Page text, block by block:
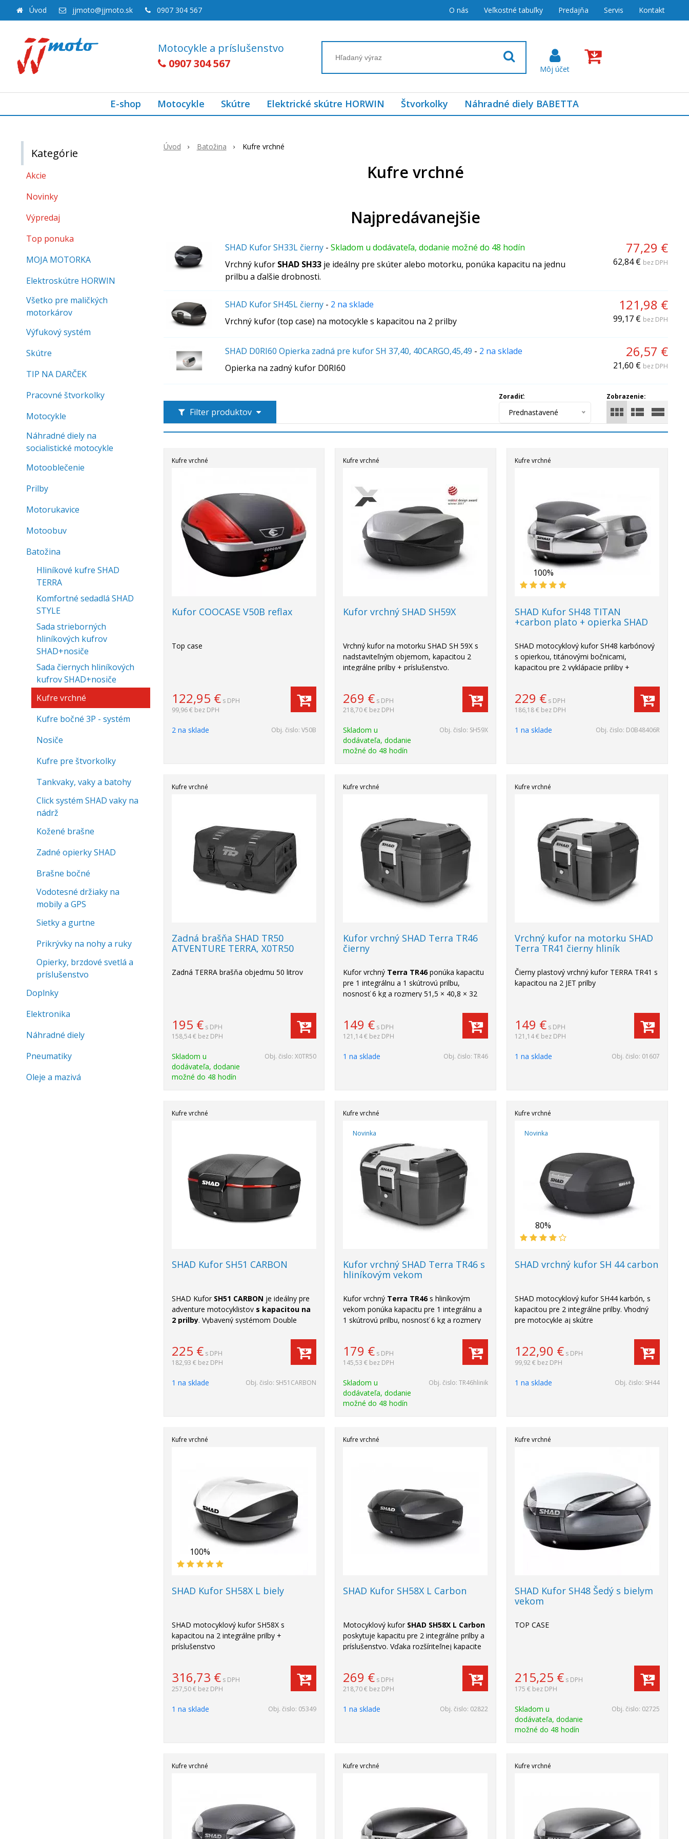
Motocykle a príslušenstvo
0907 304 567
Úvod jjmoto@jjmoto.sk 0907 304 567 O nás Veľkostné tabuľky Predajňa Servis Kontakt
E-shop Motocykle Skútre Elektrické skútre HORWIN Štvorkolky Náhradné diely BABETTA
Úvod Batožina Kufre vrchné
Kufre vrchné
Najpredávanejšie
SHAD Kufor SH33L čierny- Skladom u dodávateľa, dodanie možné do 48 hodín
Vrchný kufor SHAD SH33 je ideálny pre skúter alebo motorku, ponúka kapacitu na jednu
prilbu a ďalšie drobnosti.
77,29 €
62,84 € bez DPH
SHAD Kufor SH45L čierny- 2 na sklade
Vrchný kufor (top case) na motocykle s kapacitou na 2 prilby
121,98 €
99,17 € bez DPH
SHAD D0RI60 Opierka zadná pre kufor SH 37,40, 40CARGO,45,49 - 2 na sklade
Opierka na zadný kufor D0RI60
26,57 €
21,60 € bez DPH
Filter produktov
Zobrazenie:
Zoradiť:
Prednastavené
Kufre vrchné
Kufor COOCASE V50B reflax
Top case
122,95 € s DPH
99,96 € bez DPH
2 na sklade Obj. čislo:V50B
Kufre vrchné
Kufor vrchný SHAD SH59X
Vrchný kufor na motorku SHAD SH 59X s
nadstaviteľným objemom, kapacitou 2
integrálne prilby + príslušenstvo.
269 € s DPH
218,70 € bez DPH
Skladom u
dodávateľa, dodanie
možné do 48 hodín
Obj. čislo: SH59X
Kufre vrchné
100%
SHAD Kufor SH48 TITAN
+carbon plato + opierka SHAD
SHAD motocyklový kufor SH48 karbónový
s opierkou, titánovými bočnicami,
kapacitou pre 2 vyklápacie priliby +
229 € s DPH
186,18 € bez DPH
1 na sklade Obj. čislo: D0B48406R
Kufre vrchné
Zadná brašňa SHAD TR50
ATVENTURE TERRA, X0TR50
Zadná TERRA brašňa objedmu 50 litrov
195 € s DPH
158,54 € bez DPH
Skladom u
dodávateľa, dodanie
možné do 48 hodín
Obj. čislo:X0TR50
Kufre vrchné
Kufor vrchný SHAD Terra TR46
čierny
Kufor vrchný Terra TR46ponúka kapacitu
pre 1 integrálnu a 1 skútrovú prilbu,
nosnosť 6 kg a rozmery 51,5 × 40,8 × 32
149 € s DPH
121,14 € bez DPH
1 na sklade Obj. čislo:TR46
Kufre vrchné
Vrchný kufor na motorku SHAD
Terra TR41 čierny hliník
Čierny plastový vrchný kufor TERRA TR41 s
kapacitou na 2 JET prilby
149 € s DPH
121,14 € bez DPH
1 na sklade Obj. čislo: 01607
Kufre vrchné
SHAD Kufor SH51 CARBON
SHAD Kufor SH51 CARBON je ideálny pre
adventure motocyklistov s kapacitou na
2 prilby. Vybavený systémom Double
balení nájdete montážnu platňu a sieťku
pre jednoduché a bezpečné upevnenie.
225 € s DPH
182,93 € bez DPH
1 na sklade Obj. čislo: SH51CARBON
Kufre vrchné
Novinka
Kufor vrchný SHAD Terra TR46 s
hliníkovým vekom
Kufor vrchný Terra TR46s hliníkovým
vekom ponúka kapacitu pre 1 integrálnu a
1 skútrovú prilbu, nosnosť 6 kg a rozmery
179 € s DPH
145,53 € bez DPH
Skladom u
dodávateľa, dodanie
možné do 48 hodín
Obj. čislo:TR46hlinik
Kufre vrchné
Novinka
80%
SHAD vrchný kufor SH 44 carbon
SHAD motocyklový kufor SH44 karbón, s
kapacitou pre 2 integrálne prilby. Vhodný
pre motocykle aj skútre
122,90 € s DPH
99,92 € bez DPH
1 na sklade Obj. čislo: SH44
Kufre vrchné
100%
SHAD Kufor SH58X L biely
SHAD motocyklový kufor SH58X s
kapacitou na 2 integrálne prilby +
príslušenstvo
316,73 € s DPH
257,50 € bez DPH
1 na sklade Obj. čislo: 05349
Kufre vrchné
SHAD Kufor SH58X L Carbon
Motocyklový kufor SHAD SH58X L Carbon
poskytuje kapacitu pre 2 integrálne prilby a
príslušenstvo. Vďaka rozšíriteľnej kapacite
vybavenia.
269 € s DPH
218,70 € bez DPH
1 na sklade Obj. čislo: 02822
Kufre vrchné
SHAD Kufor SH48 Šedý s bielym
vekom
TOP CASE
215,25 € s DPH
175 € bez DPH
Skladom u
dodávateľa, dodanie
možné do 48 hodín
Obj. čislo: 02725
Kufre vrchné Kufre vrchné Kufre vrchné
Kategórie
Akcie
Novinky
Výpredaj
Top ponuka
MOJA MOTORKA
Elektroskútre HORWIN
Všetko pre maličkých
motorkárov
Výfukový systém
Skútre
TIP NA DARČEK
Pracovné štvorkolky
Motocykle
Náhradné diely na
socialistické motocykle
Motooblečenie
Prilby
Motorukavice
Motoobuv
Batožina
Hliníkové kufre SHAD
TERRA
Komfortné sedadlá SHAD
STYLE
Sada strieborných
hliníkových kufrov
SHAD+nosiče
Sada čiernych hliníkových
kufrov SHAD+nosiče
Kufre vrchné
Kufre bočné 3P - systém
Nosiče
Kufre pre štvorkolky
Tankvaky, vaky a batohy
Click systém SHAD vaky na
nádrž
Kožené brašne
Zadné opierky SHAD
Brašne bočné
Vodotesné držiaky na
mobily a GPS
Sietky a gurtne
Prikrývky na nohy a ruky
Opierky, brzdové svetlá a
príslušenstvo
Doplnky
Elektronika
Náhradné diely
Pneumatiky
Oleje a mazivá